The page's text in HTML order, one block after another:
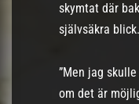
skymtat där
självsäkra blick.
”Men jag
om det är